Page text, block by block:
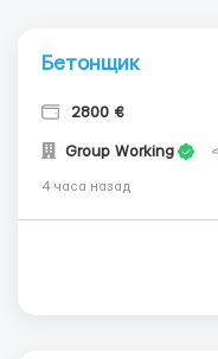
Бетонщик
2800 €
Group Working
4 часа назад